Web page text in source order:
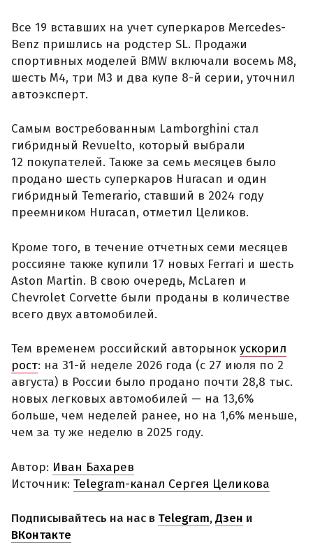
Все 19 вставших на учет суперкаров Mercedes-
Benz пришлись на родстер SL. Продажи
спортивных моделей BMW включали восемь M8,
шесть M4, три M3 и два купе 8-й серии, уточнил
автоэксперт.
Самым востребованным Lamborghini стал
гибридный Revuelto, который выбрали
12 покупателей. Также за семь месяцев было
продано шесть суперкаров Huracan и один
гибридный Temerario, ставший в 2024 году
преемником Huracan, отметил Целиков.
Кроме того, в течение отчетных семи месяцев
россияне также купили 17 новых Ferrari и шесть
Aston Martin. В свою очередь, McLaren и
Chevrolet Corvette были проданы в количестве
всего двух автомобилей.
Тем временем российский авторынок ускорил
рост: на 31-й неделе 2026 года (с 27 июля по 2
августа) в России было продано почти 28,8 тыс.
новых легковых автомобилей — на 13,6%
больше, чем неделей ранее, но на 1,6% меньше,
чем за ту же неделю в 2025 году.
Автор: Иван Бахарев
Источник: Telegram-канал Сергея Целикова
Подписывайтесь на нас в Telegram,Дзен и
ВКонтакте